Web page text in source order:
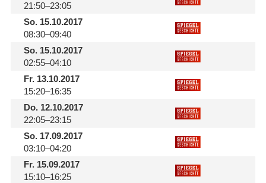
21:50–23:05
So.15.10.2017
08:30–09:40
So.15.10.2017
02:55–04:10
Fr.13.10.2017
15:20–16:35
Do.12.10.2017
22:05–23:15
So.17.09.2017
03:10–04:20
Fr.15.09.2017
15:10–16:25